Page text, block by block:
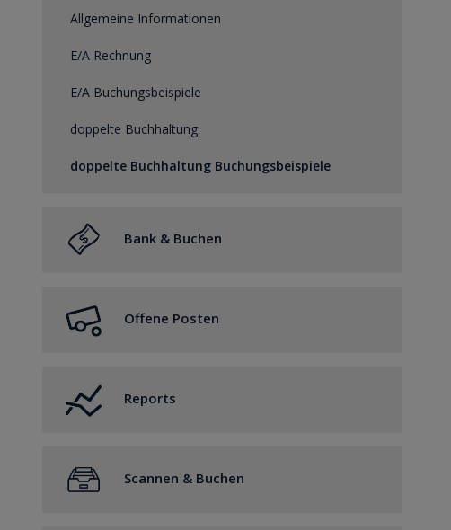
Allgemeine Informationen
E/A Rechnung
E/A Buchungsbeispiele
doppelte Buchhaltung
doppelte Buchhaltung Buchungsbeispiele
Bank & Buchen
Bank & Buchen für die E/A
Offene Posten
Reports
Steuer Scannen & Buchen